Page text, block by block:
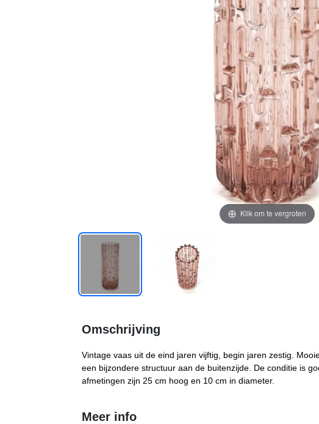
Klik om te vergroten
Omschrijving
Vintage vaas uit de eind jaren vijftig, begin jaren zestig.
een bijzondere structuur aan de buitenzijde. De conditie is
afmetingen zijn 25 cm hoog en 10 cm in diameter.
Meer info